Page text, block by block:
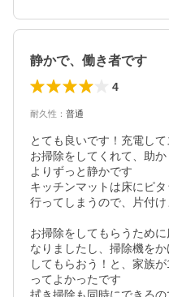
静かで、働き者です
4
耐久性 ： 普通
とても良いです！充電し
お掃除をしてくれて、助
よりずっと静かです
キッチンマットは床にピ
行ってしまうので、片付け
お掃除をしてもらうため
なりましたし、掃除機を
してもらおう！と、家族
ってよかったです